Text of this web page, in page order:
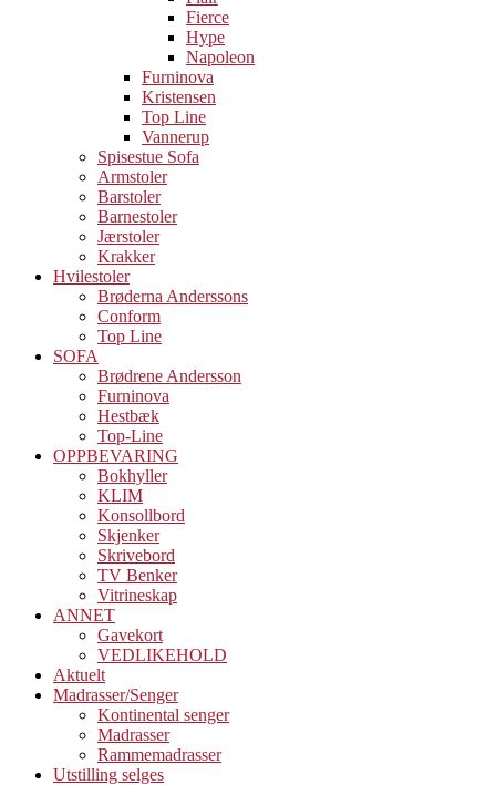
Fierce
Hype
Napoleon
Furninova
Kristensen
Top Line
Vannerup
Spisestue Sofa
Armstoler
Barstoler
Barnestoler
Jærstoler
Krakker
Hvilestoler
Brøderna Anderssons
Conform
Top Line
SOFA
Brødrene Andersson
Furninova
Hestbæk
Top-Line
OPPBEVARING
Bokhyller
KLIM
Konsollbord
Skjenker
Skrivebord
TV Benker
Vitrineskap
ANNET
Gavekort
VEDLIKEHOLD
Aktuelt
Madrasser/Senger
Kontinental senger
Madrasser
Rammemadrasser
Utstilling selges